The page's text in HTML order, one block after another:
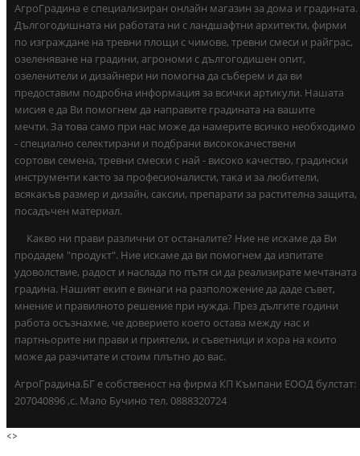
АгроГрадина е специализиран онлайн магазин за дома и градината.
Дългогодишната ни работата ни с ландшафтни архитекти, фирми
по изграждане на тревни площи с чимове, тревни смеси и райграс,
озеленяване на градини, агрономи с дългогодишен опит,
озеленители и дизайнери ни помогна да съберем и да ви
предоставим подробна информация за всички артикули. Нашата
мисия е да Ви помогнем да направите градината на вашите
мечти. За това само при нас може да намерите всичко необходимо
- специално селектирани и подбрани висококачествени
сортови семена, тревни смески с най - високо качество, градински
инструменти както за професионалисти, така и за любители,
всякакъв размер и дизайн, саксии, препарати за растителна защита,
посадъчен материал.
Какво ни прави различни от останалите? Ние не искаме да Ви
продадем "продукт". Ние искаме да ви помогнем да изпитате
удоволствие, радост и наслада по пътя си да реализирате мечтаната
градина. Нашият екип е винаги на разположение да даде съвет,
мнение и правилното решение при нужда. През дългите години
работа осъзнахме, че доверието което остава между нас и
партньорите ни прави и приятели, и съветници и хора на които
може да разчитате и стоим плътно до вас.
АгроГрадина.БГ е собственост на фирма КП Къмпани ЕООД булстат:
207040896 ,с. Мало Бучино тел. 0888320724
<>